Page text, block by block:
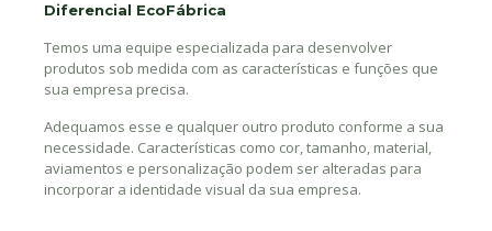
Diferencial EcoFábrica
Temos uma equipe especializada para desenvolver
produtos sob medida com as características e funções que
sua empresa precisa.
Adequamos esse e qualquer outro produto conforme a sua
necessidade. Características como cor, tamanho, material,
aviamentos e personalização podem ser alteradas para
incorporar a identidade visual da sua empresa.